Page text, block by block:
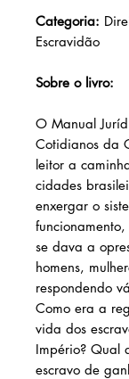
Categoria:
Escravidão
Sobre o livro:
O Manual
Cotidianos da
leitor a
cidades
enxergar o
se dava a
homens,
respondendo
Como era a
vida dos
Império? Qual
escravo de